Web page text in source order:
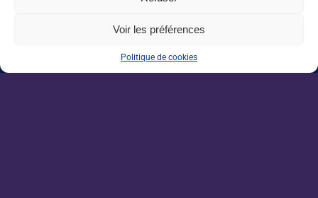
Voir les préférences
Politique de cookies
ÇA BOUGE DANS NOS FILIÈRES